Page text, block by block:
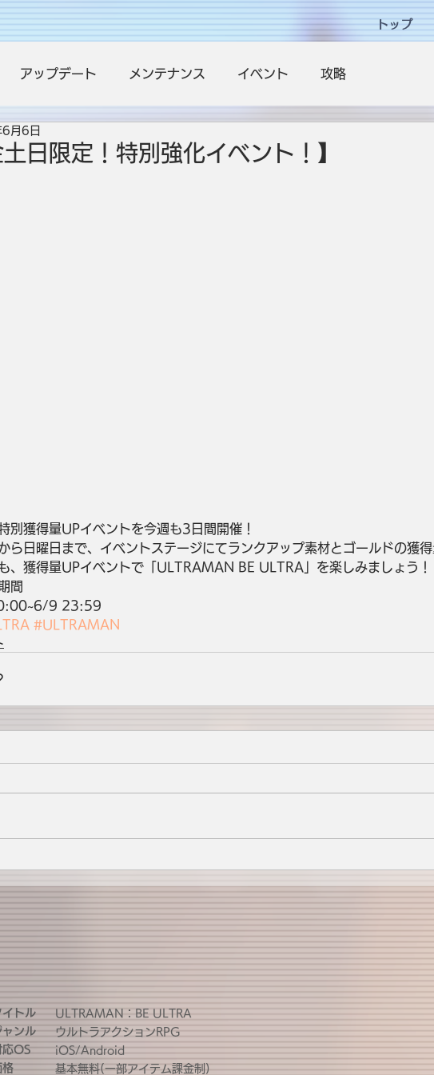
トップ
アップデート メンテナンス イベント 攻略
土日限定！特別強化イベント！】
月6日
別獲得量UPイベントを今週も3日間開催！
ら日曜日まで、イベントステージにてランクアップ素材とゴールドの獲
、獲得量UPイベントで「ULTRAMAN BE ULTRA」を楽しみましょう！
間
9 23:59
#ULTRAMAN
イトル
ャンル
応OS
格
ULTRAMAN：BE ULTRA
ウルトラアクションRPG
iOS/Android
基本無料(一部アイテム課金制)